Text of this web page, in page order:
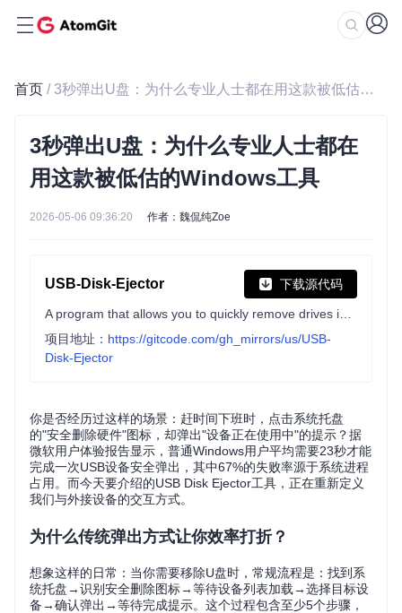
首页 / 3秒弹出U盘：为什么专业人士都在用这款被低估的Windows工具
3秒弹出U盘：为什么专业人士都在
用这款被低估的Windows工具
2026-05-06 09:36:20 作者：魏侃纯Zoe
USB-Disk-Ejector 下载源代码
项目地址： https://gitcode.com/gh_mirrors/us/USB-
Disk-Ejector
你是否经历过这样的场景：赶时间下班时，点击系统托盘
的"安全删除硬件"图标，却弹出"设备正在使用中"的提示？据
微软用户体验报告显示，普通Windows用户平均需要23秒才能
完成一次USB设备安全弹出，其中67%的失败率源于系统进程
占用。而今天要介绍的USB Disk Ejector工具，正在重新定义
我们与外接设备的交互方式。
为什么传统弹出方式让你效率打折？
想象这样的日常：当你需要移除U盘时，常规流程是：找到系
统托盘→识别安全删除图标→等待设备列表加载→选择目标设
备→确认弹出→等待完成提示。这个过程包含至少5个步骤，